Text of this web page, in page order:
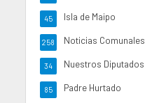
Isla de Maipo
45
Noticias Comunales
258
Nuestros Diputados
34
Padre Hurtado
85